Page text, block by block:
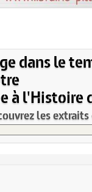
dans le
à l'Histoire
les